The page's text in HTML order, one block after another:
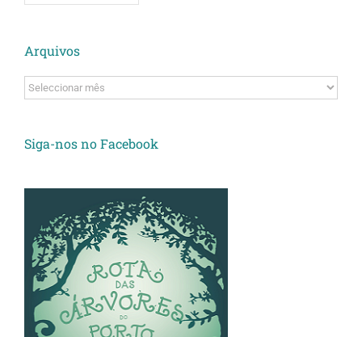
Arquivos
Arquivos
Siga-nos no Facebook